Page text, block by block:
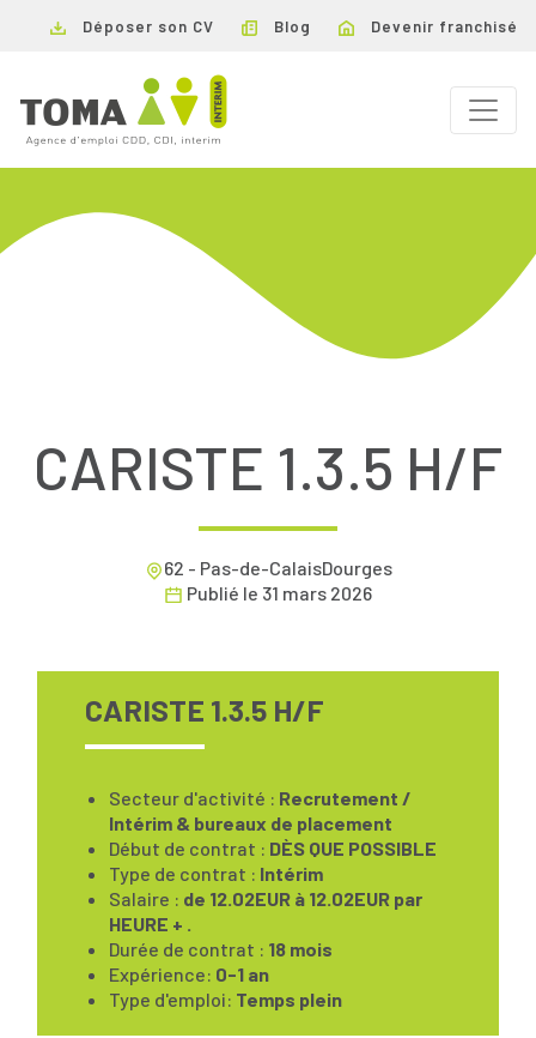
Déposer son CV Blog Devenir franchisé
CARISTE 1.3.5 H/F
62 - Pas-de-CalaisDourges
Publié le 31 mars 2026
CARISTE 1.3.5 H/F
Secteur d'activité : Recrutement /
Intérim & bureaux de placement
Début de contrat : DÈS QUE POSSIBLE
Type de contrat : Intérim
Salaire : de 12.02EUR à 12.02EUR par
HEURE + .
Durée de contrat : 18 mois
Expérience: 0-1 an
Type d'emploi: Temps plein